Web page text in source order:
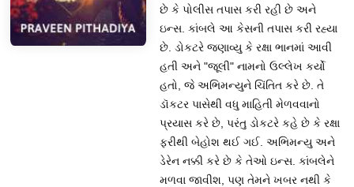
છે કે પોલીસ તપાસ કરી રહી છે અને
ઇન્સ. કાંબલે આ કેસની તપાસ કરી રહ્યા
છે. ડોકટરે જણાવ્યુ કે રક્ષા ભાનમાં આવી
હતી અને "જૂલી" નામનો ઉલ્લેખ કર્યો
હતો, જે અભિમન્યુને ચિંતિત કરે છે. તે
ડૉકટર પાસેથી વધુ માહિતી મેળવવાનો
પ્રયાસ કરે છે, પરંતુ ડોકટરે કહે છે કે રક્ષા
ફરીથી બેહોશ થઈ ગઈ. અભિમન્યુ અને
ડેરેન નક્કી કરે છે કે તેઓ ઇન્સ. કાંબલેને
મળવા જાવીશ, પણ તેમને ખબર નથી કે